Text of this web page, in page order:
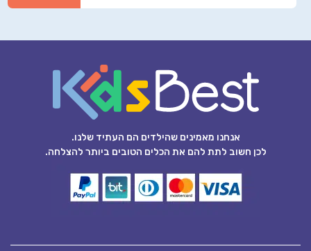
אנחנו מאמינים שהילדים הם העתיד שלנו.
לכן חשוב לתת להם את הכלים הטובים ביותר להצלחה.